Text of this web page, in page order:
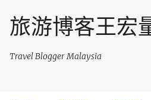
跳至主要内
旅游博客王宏
Travel Blogger Malaysia